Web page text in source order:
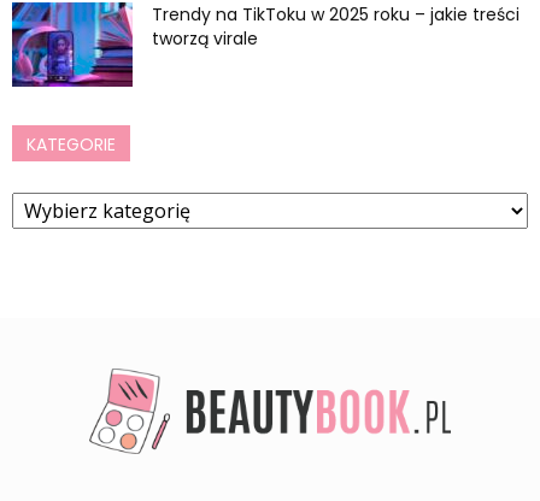
Trendy na TikToku w 2025 roku – jakie treści
tworzą virale
KATEGORIE
Kategorie